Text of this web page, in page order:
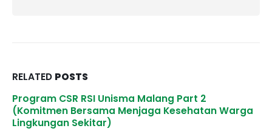
RELATED POSTS
Program CSR RSI Unisma Malang Part 2
(Komitmen Bersama Menjaga Kesehatan Warga
Lingkungan Sekitar)